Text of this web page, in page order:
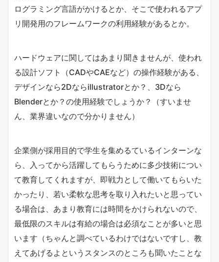
ログラミング言語がかけるとか、そこで使われるアプ
リ開発用のフレームワークの利用経験があるとか。
ハードウェアに関してはあまり聞きませんが、使われ
る設計ソフト（CADやCAEなど）の操作経験がある、
デザインなら2Dならillustratorとか？、3Dなら
Blenderとか？の使用経験でしょうか？（すいませ
ん、業界違いなので分かりません）
企業側が採用目的で学生を集めるているインターンな
ら、入ってから活躍してもらうために多少技術につい
て教育してくれますが、即戦力として働いてもらいた
かったり、若い柔軟な思考を取り入れたいと思ってい
る場合は、あまり教育には時間をかけられないので、
最低限のスキルは有給の場合は必須なことが多いと思
います（ちゃんと調べているわけではないですし、教
えてあげるよというスタンスのところも聞いたことな